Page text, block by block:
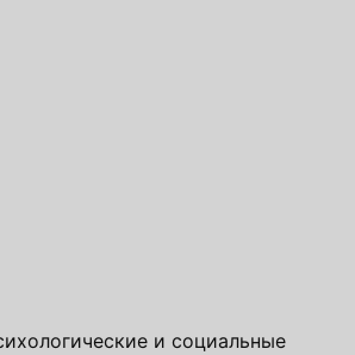
и социальные